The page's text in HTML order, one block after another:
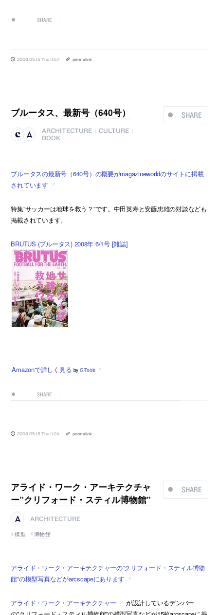
SHARE
2008.05.15 Thu 11:57 permalink
SHARE
ブルータス、最新号（640号）
ARCHITECTURE CULTURE
BOOK
ブルータスの最新号（640号）の概要がmagazineworldのサイトに掲載
されています
特集”サッカーは地球を救う？”です。中田英寿と安藤忠雄の対談なども
掲載されています。
BRUTUS (ブルータス) 2008年 6/1号 [雑誌]
Amazonで詳しく見る by G-Tools
SHARE
2008.05.15 Thu 11:24 permalink
SHARE
アライド・ワーク・アーキテクチャ
ー”クリフォード・スティル博物館”
ARCHITECTURE
模型
博物館
アライド・ワーク・アーキテクチャーの”クリフォード・スティル博物
館”の模型写真などがarcscapeにあります
アライド・ワーク・アーキテクチャー
が設計しているデンバー